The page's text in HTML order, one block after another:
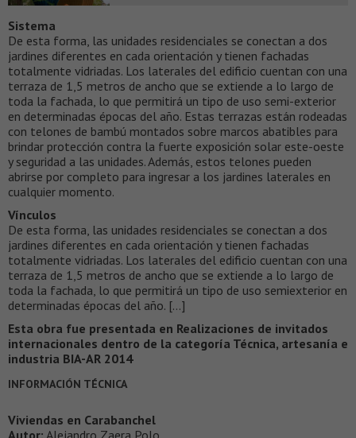
Sistema
De esta forma, las unidades residenciales se conectan a dos
jardines diferentes en cada orientación y tienen fachadas
totalmente vidriadas. Los laterales del edificio cuentan con una
terraza de 1,5 metros de ancho que se extiende a lo largo de
toda la fachada, lo que permitirá un tipo de uso semi-exterior
en determinadas épocas del año. Estas terrazas están rodeadas
con telones de bambú montados sobre marcos abatibles para
brindar protección contra la fuerte exposición solar este-oeste
y seguridad a las unidades. Además, estos telones pueden
abrirse por completo para ingresar a los jardines laterales en
cualquier momento.
Vínculos
De esta forma, las unidades residenciales se conectan a dos
jardines diferentes en cada orientación y tienen fachadas
totalmente vidriadas. Los laterales del edificio cuentan con una
terraza de 1,5 metros de ancho que se extiende a lo largo de
toda la fachada, lo que permitirá un tipo de uso semiexterior en
determinadas épocas del año. […]
Esta obra fue presentada en Realizaciones de invitados
internacionales dentro de la categoría Técnica, artesanía e
industria BIA-AR 2014
INFORMACIÓN TÉCNICA
Viviendas en Carabanchel